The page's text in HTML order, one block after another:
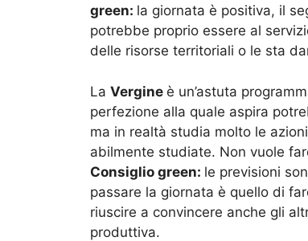
green: la giornata è positiva, il
potrebbe proprio essere al
delle risorse territoriali o le sta
La Vergine è un’astuta
perfezione alla quale aspira
ma in realtà studia molto le
abilmente studiate. Non vuole
Consiglio green: le previsioni
passare la giornata è quello di
riuscire a convincere anche gli
produttiva.